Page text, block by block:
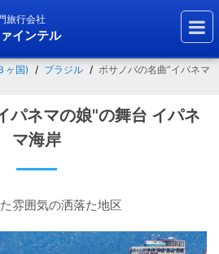
旅行会社
インテル
ヶ国) ブラジル
ボサノバの名曲”イパネマ
パネマの娘"の舞台 イパネ
マ海岸
雰囲気の洒落た地区